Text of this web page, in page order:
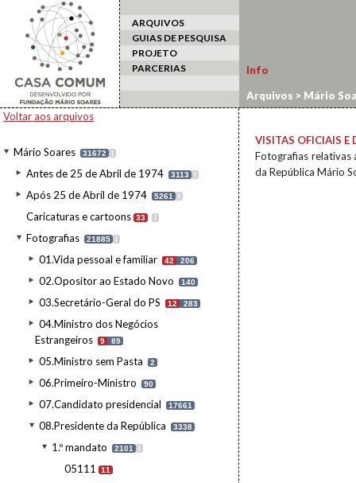
ARQUIVOS
GUIAS DE PESQUISA
PROJETO
PARCERIAS
Voltar aos arquivos
Mário Soares 31672 I
Antes de 25 de Abril de 1974 3113 I
Após 25 de Abril de 1974 5261 I
Caricaturas e cartoons 33 I
Fotografias 21885 I
01.Vida pessoal e familiar 42 206
02.Opositor ao Estado Novo 140
03.Secretário-Geral do PS 12 283
04.Ministro dos Negócios
Estrangeiros
9 89
05.Ministro sem Pasta 2
06.Primeiro-Ministro 90
07.Candidato presidencial 17661
08.Presidente da República 3338
1.º mandato 2101 I
05111 11
Info
Arquivos > Mário
Estado a Portugal
VISITAS OFICIAIS E
Fotografias relativas
da República Mário